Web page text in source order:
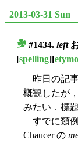
2013-03-31 Sun
#1434. left
[spelling][
昨日の記事
概観したが
みたい．標
すでに類例
Chaucer の